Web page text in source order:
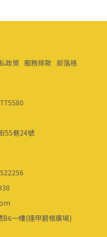
政策 服務條款 部落格
55巷24號
一樓(逢甲碧根廣場)